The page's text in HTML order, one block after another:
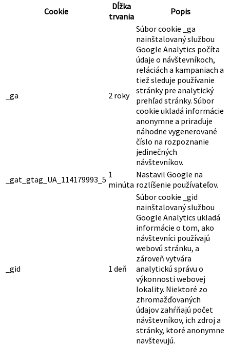
Cookie
Dĺžka
trvania
Popis
_ga 2 roky
Súbor cookie _ga
nainštalovaný službou
Google Analytics počíta
údaje o návštevníkoch,
reláciách a kampaniach a
tiež sleduje používanie
stránky pre analytický
prehľad stránky. Súbor
cookie ukladá informácie
anonymne a priraďuje
náhodne vygenerované
číslo na rozpoznanie
jedinečných
návštevníkov.
_gat_gtag_UA_114179993_5 1
minúta
Nastavil Google na
rozlíšenie používateľov.
_gid 1 deň
Súbor cookie _gid
nainštalovaný službou
Google Analytics ukladá
informácie o tom, ako
návštevníci používajú
webovú stránku, a
zároveň vytvára
analytickú správu o
výkonnosti webovej
lokality. Niektoré zo
zhromažďovaných
údajov zahŕňajú počet
návštevníkov, ich zdroj a
stránky, ktoré anonymne
navštevujú.